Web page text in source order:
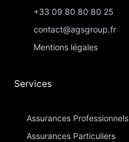
+33 09 80 80 80 25
contact@agsgroup.fr
Mentions légales
Services
Assurances Professionnels
Assurances Particuliers​